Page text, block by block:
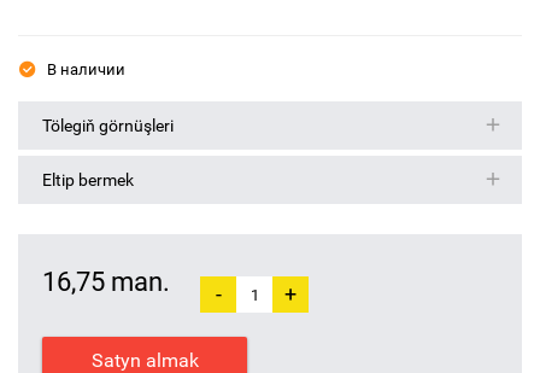
В наличии
Tölegiň görnüşleri
Eltip bermek
16,75 man. - +
Satyn almak